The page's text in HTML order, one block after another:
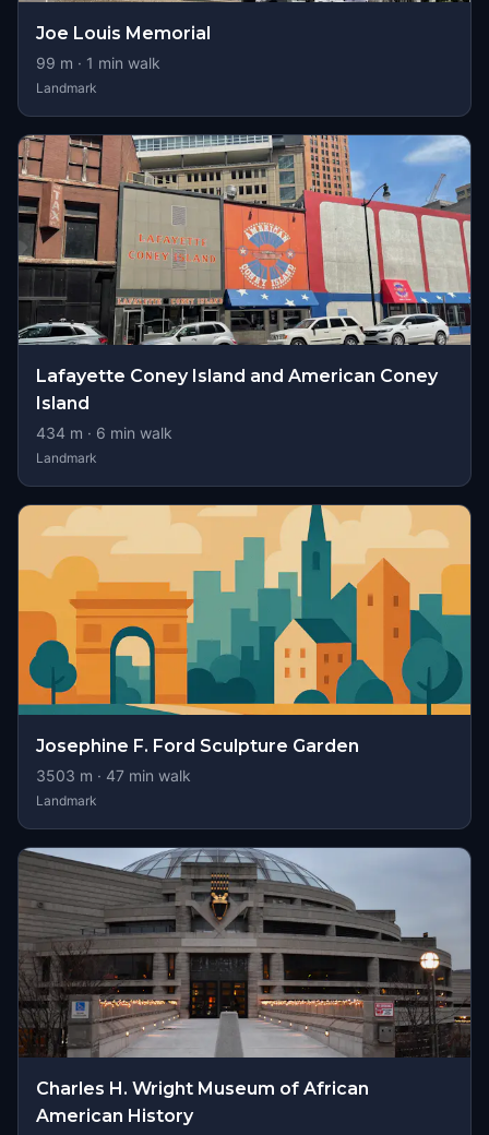
Joe Louis Memorial
99 m · 1 min walk
Landmark
Lafayette Coney Island and American Coney
Island
434 m · 6 min walk
Landmark
Josephine F. Ford Sculpture Garden
3503 m · 47 min walk
Landmark
Charles H. Wright Museum of African
American History